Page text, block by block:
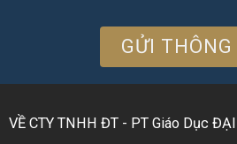
VỀ CTY TNHH ĐT - PT Giáo Dục